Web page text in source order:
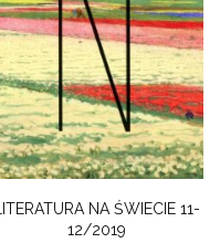
LITERATURA NA ŚWIECIE 11-
12/2019